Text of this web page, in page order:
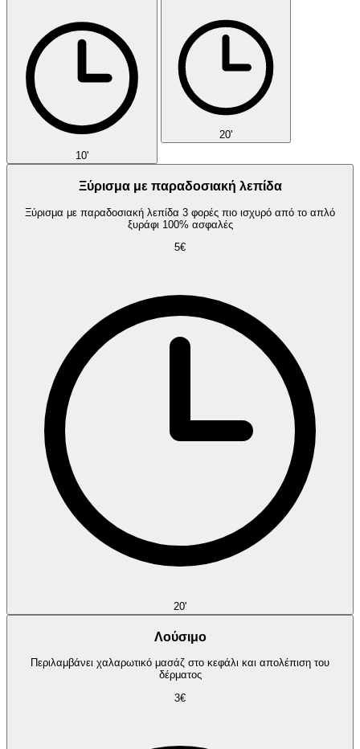
10'
20'
Ξύρισμα με παραδοσιακή λεπίδα
Ξύρισμα με παραδοσιακή λεπίδα 3 φορές πιο ισχυρό από το απλό
ξυράφι 100% ασφαλές
5€
20'
Λούσιμο
Περιλαμβάνει χαλαρωτικό μασάζ στο κεφάλι και απολέπιση του
δέρματος
3€